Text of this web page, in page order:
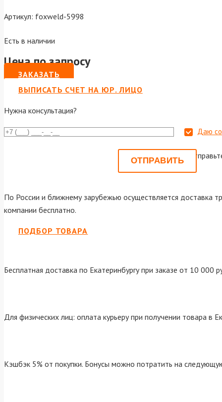
Артикул: foxweld-5998
Есть в наличии
Цена по запросу
ЗАКАЗАТЬ
ВЫПИСАТЬ СЧЕТ НА ЮР. ЛИЦО
Нужна консультация?
Даю
Или
По России и ближнему зарубежью осуществляется доставка
компании бесплатно.
ПОДБОР ТОВАРА
Бесплатная доставка по Екатеринбургу при заказе от 10 000
Для физических лиц: оплата курьеру при получении товара в
Кэшбэк 5% от покупки. Бонусы можно потратить на